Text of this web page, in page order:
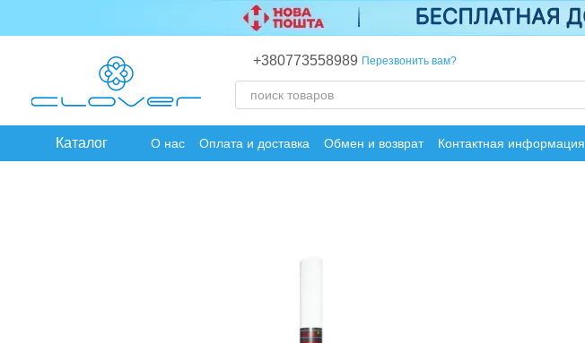
+380773558989 Перезвонить вам?
Каталог О нас Оплата и доставка Обмен и возврат Контактная информация